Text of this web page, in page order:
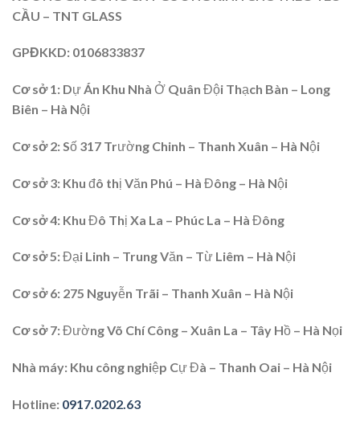
CẦU – TNT GLASS
GPĐKKD: 0106833837
Cơ sở 1: Dự Án Khu Nhà Ở Quân Đội Thạch Bàn – Long
Biên – Hà Nội
Cơ sở 2: Số 317 Trường Chinh – Thanh Xuân – Hà Nội
Cơ sở 3: Khu đô thị Văn Phú – Hà Đông – Hà Nội
Cơ sở 4: Khu Đô Thị Xa La – Phúc La – Hà Đông
Cơ sở 5:Đại Linh – Trung Văn – Từ Liêm – Hà Nội
Cơ sở 6: 275 Nguyễn Trãi – Thanh Xuân – Hà Nội
Cơ sở 7: Đường Võ Chí Công – Xuân La – Tây Hồ – Hà Nọi
Nhà máy: Khu công nghiệp Cự Đà – Thanh Oai – Hà Nội
Hotline: 0917.0202.63